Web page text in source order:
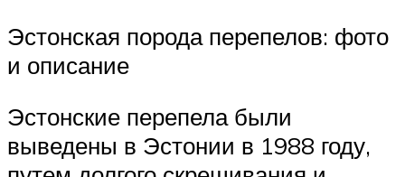
Эстонская порода перепелов: фото
и описание
Эстонские перепела были
выведены в Эстонии в 1988 году,